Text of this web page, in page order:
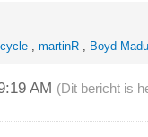
, martinR , Boyd
AM (Dit bericht is